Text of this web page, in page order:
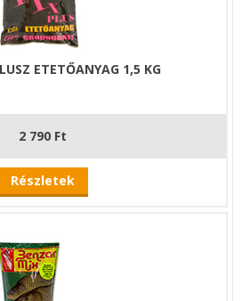
ETETŐANYAG 1,5 KG
2 790 Ft
Részletek